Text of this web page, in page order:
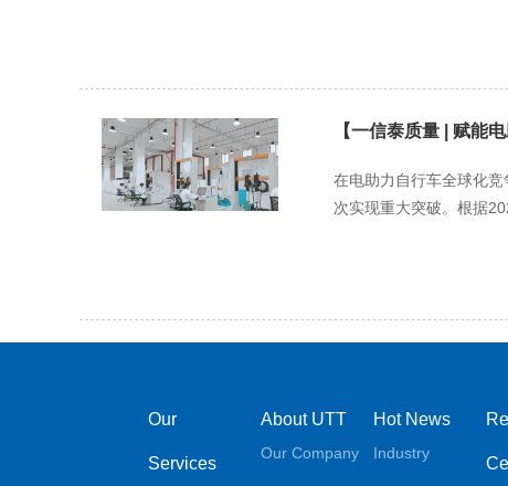
【一信泰质量 | 赋能
在电助力自行车全球化
次实现重大突破。根据
Our
Services
About UTT
Our Company
Hot News
Industry